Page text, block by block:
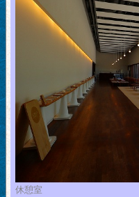
休憩室